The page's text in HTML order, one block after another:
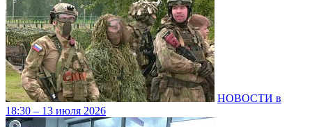
НОВОСТИ в
18:30 – 13 июля 2026